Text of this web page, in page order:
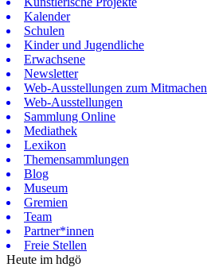
Kalender
Schulen
Kinder und Jugendliche
Erwachsene
Newsletter
Web-Ausstellungen zum Mitmachen
Web-Ausstellungen
Sammlung Online
Mediathek
Lexikon
Themensammlungen
Blog
Museum
Gremien
Team
Partner*innen
Freie Stellen
Heute im hdgö